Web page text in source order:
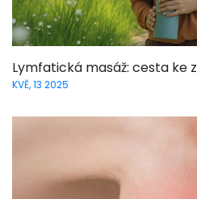
Lymfatická masáž: cesta ke
KVĚ, 13 2025